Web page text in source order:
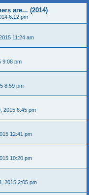
are... (2014)
6:12 pm
11:24 am
9:08 pm
8:59 pm
2015 6:45 pm
12:41 pm
10:20 pm
2015 2:05 pm